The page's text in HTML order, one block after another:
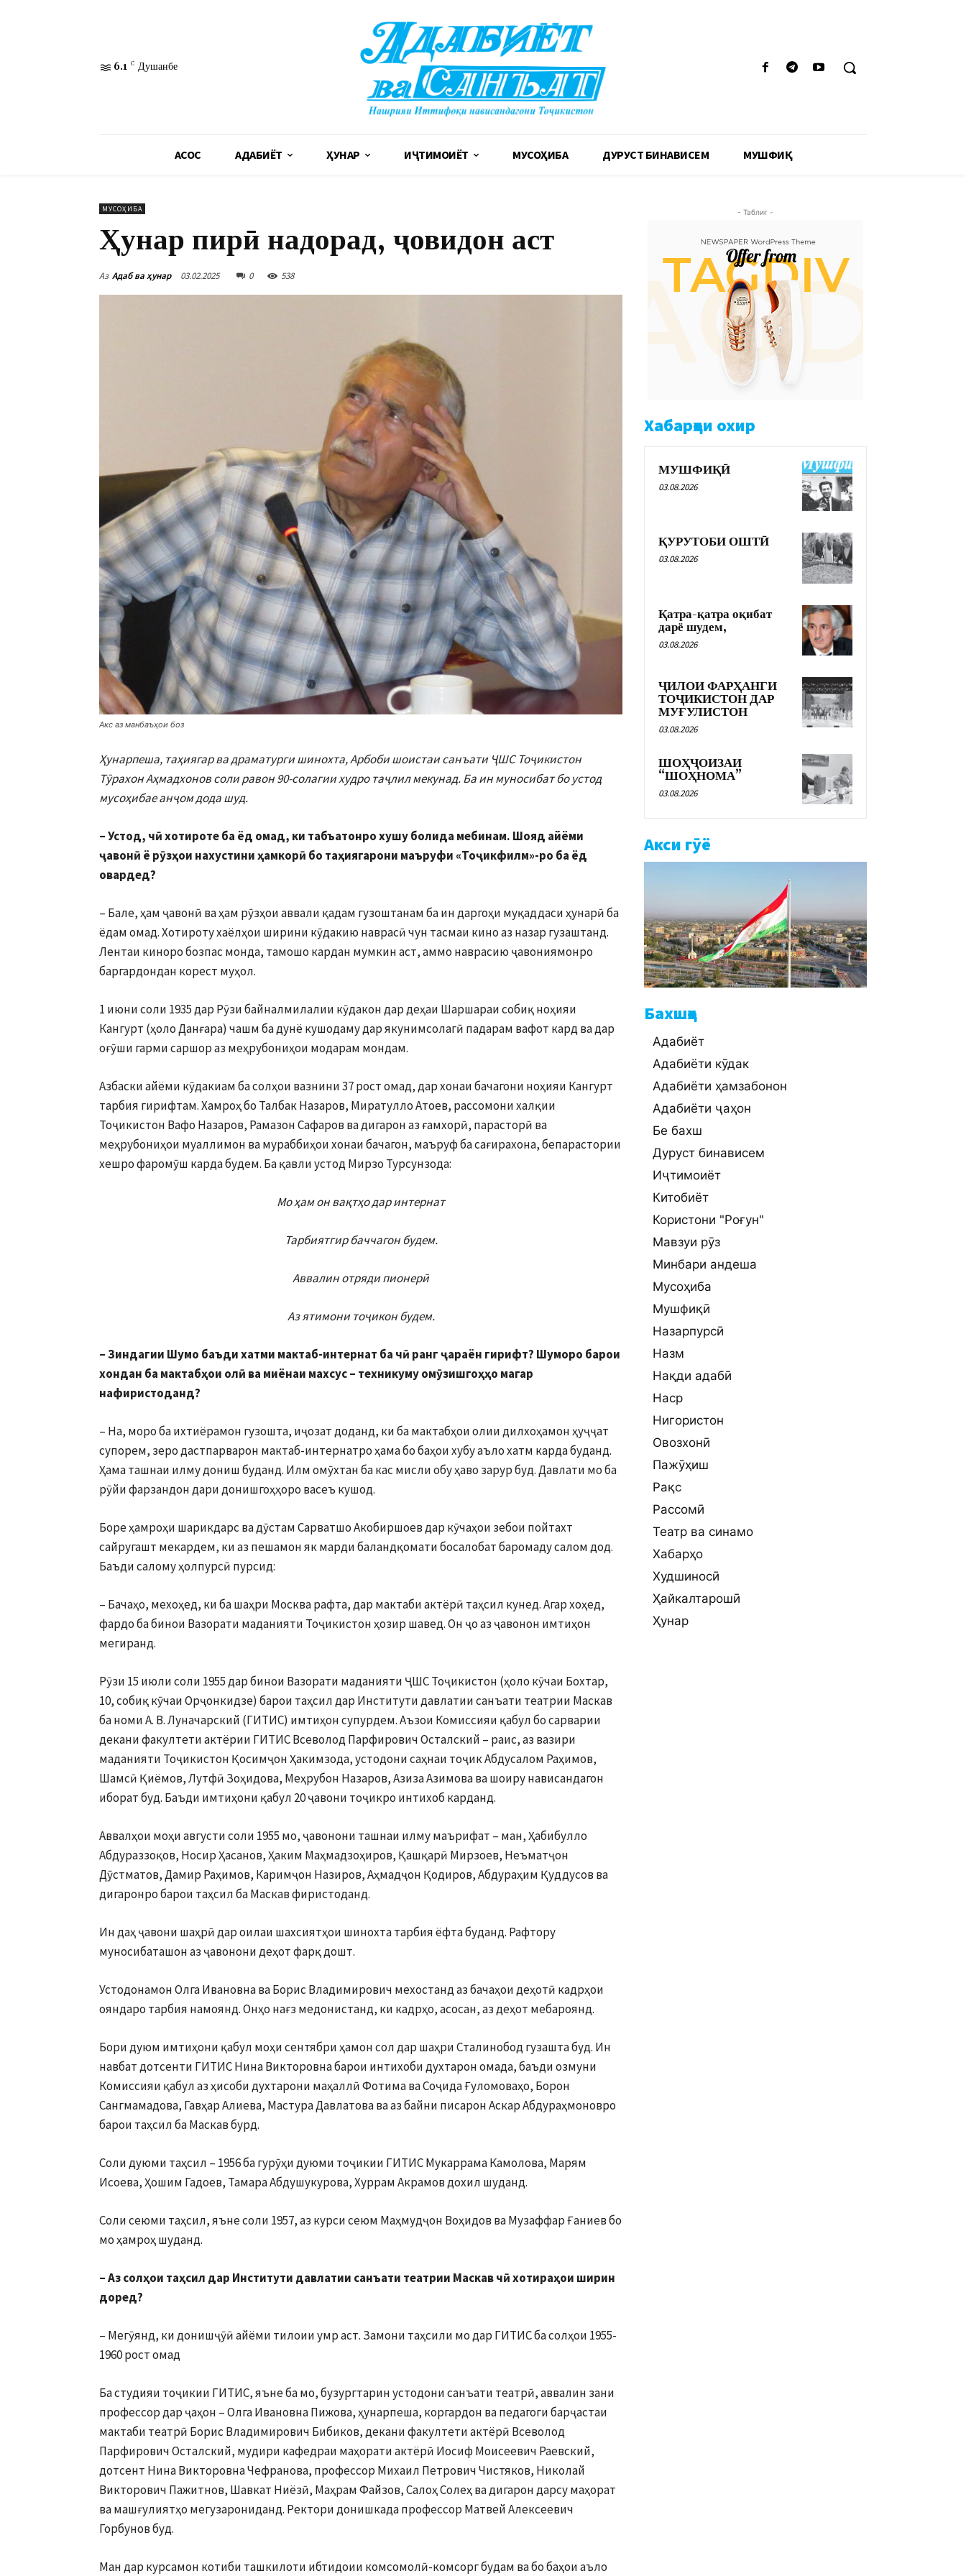
6.1 C Душанбе
АСОСӢ АДАБИЁТ ҲУНАР ИҶТИМОИЁТ МУСОҲИБА ДУРУСТ БИНАВИСЕМ МУШФИҚӢ
МУСОҲИБА
Ҳунар пирӣ надорад, ҷовидон аст
Аз Адаб ва ҳунар 03.02.2025 0 538
Акс аз манбаъҳои боз
Ҳунарпеша, таҳиягар ва драматурги шинохта, Арбоби шоистаи санъати ҶШС Тоҷикистон
Тӯрахон Аҳмадхонов соли равон 90-солагии худро таҷлил мекунад. Ба ин муносибат бо устод
мусоҳибае анҷом дода шуд.
– Устод, чӣ хотироте ба ёд омад, ки табъатонро хушу болида мебинам. Шояд айёми
ҷавонӣ ё рӯзҳои нахустини ҳамкорӣ бо таҳиягарони маъруфи «Тоҷикфилм»-ро ба ёд
овардед?
– Бале, ҳам ҷавонӣ ва ҳам рӯзҳои аввали қадам гузоштанам ба ин даргоҳи муқаддаси ҳунарӣ ба
ёдам омад. Хотироту хаёлҳои ширини кӯдакию наврасӣ чун тасмаи кино аз назар гузаштанд.
Лентаи киноро бозпас монда, тамошо кардан мумкин аст, аммо наврасию ҷавониямонро
баргардондан корест муҳол.
1 июни соли 1935 дар Рӯзи байналмилалии кӯдакон дар деҳаи Шаршараи собиқ ноҳияи
Кангурт (ҳоло Данғара) чашм ба дунё кушодаму дар якунимсолагӣ падарам вафот кард ва дар
оғӯши гарми саршор аз меҳрубониҳои модарам мондам.
Азбаски айёми кӯдакиам ба солҳои вазнини 37 рост омад, дар хонаи бачагони ноҳияи Кангурт
тарбия гирифтам. Хамроҳ бо Талбак Назаров, Миратулло Атоев, рассомони халқии
Тоҷикистон Вафо Назаров, Рамазон Сафаров ва дигарон аз ғамхорӣ, парасторӣ ва
меҳрубониҳои муаллимон ва мураббиҳои хонаи бачагон, маъруф ба сағирахона, бепарастории
хешро фаромӯш карда будем. Ба қавли устод Мирзо Турсунзода:
Мо ҳам он вақтҳо дар интернат
Тарбиятгир баччагон будем.
Аввалин отряди пионерӣ
Аз ятимони тоҷикон будем.
– Зиндагии Шумо баъди хатми мактаб-интернат ба чӣ ранг ҷараён гирифт? Шуморо барои
хондан ба мактабҳои олӣ ва миёнаи махсус – техникуму омӯзишгоҳҳо магар
нафиристоданд?
– На, моро ба ихтиёрамон гузошта, иҷозат доданд, ки ба мактабҳои олии дилхоҳамон ҳуҷҷат
супорем, зеро дастпарварон мактаб-интернатро ҳама бо баҳои хубу аъло хатм карда буданд.
Ҳама ташнаи илму дониш буданд. Илм омӯхтан ба кас мисли обу ҳаво зарур буд. Давлати мо ба
рӯйи фарзандон дари донишгоҳҳоро васеъ кушод.
Боре ҳамроҳи шарикдарс ва дӯстам Сарватшо Акобиршоев дар кӯчаҳои зебои пойтахт
сайругашт мекардем, ки аз пешамон як марди баландқомати босалобат баромаду салом дод.
Баъди салому ҳолпурсӣ пурсид:
– Бачаҳо, мехоҳед, ки ба шаҳри Москва рафта, дар мактаби актёрӣ таҳсил кунед. Агар хоҳед,
фардо ба бинои Вазорати маданияти Тоҷикистон ҳозир шавед. Он ҷо аз ҷавонон имтиҳон
мегиранд.
Рӯзи 15 июли соли 1955 дар бинои Вазорати маданияти ҶШС Тоҷикистон (ҳоло кӯчаи Бохтар,
10, собиқ кӯчаи Орҷонкидзе) барои таҳсил дар Институти давлатии санъати театрии Маскав
ба номи А. В. Луначарский (ГИТИС) имтиҳон супурдем. Аъзои Комиссияи қабул бо сарварии
декани факултети актёрии ГИТИС Всеволод Парфирович Осталский – раис, аз вазири
маданияти Тоҷикистон Қосимҷон Ҳакимзода, устодони саҳнаи тоҷик Абдусалом Раҳимов,
Шамсӣ Қиёмов, Лутфӣ Зоҳидова, Меҳрубон Назаров, Азиза Азимова ва шоиру нависандагон
иборат буд. Баъди имтиҳони қабул 20 ҷавони тоҷикро интихоб карданд.
Аввалҳои моҳи августи соли 1955 мо, ҷавонони ташнаи илму маърифат – ман, Ҳабибулло
Абдураззоқов, Носир Ҳасанов, Ҳаким Маҳмадзоҳиров, Қашқарӣ Мирзоев, Неъматҷон
Дӯстматов, Дамир Раҳимов, Каримҷон Назиров, Аҳмадҷон Қодиров, Абдураҳим Қуддусов ва
дигаронро барои таҳсил ба Маскав фиристоданд.
Ин даҳ ҷавони шаҳрӣ дар оилаи шахсиятҳои шинохта тарбия ёфта буданд. Рафтору
муносибаташон аз ҷавонони деҳот фарқ дошт.
Устодонамон Олга Ивановна ва Борис Владимирович мехостанд аз бачаҳои деҳотӣ кадрҳои
ояндаро тарбия намоянд. Онҳо нағз медонистанд, ки кадрҳо, асосан, аз деҳот мебароянд.
Бори дуюм имтиҳони қабул моҳи сентябри ҳамон сол дар шаҳри Сталинобод гузашта буд. Ин
навбат дотсенти ГИТИС Нина Викторовна барои интихоби духтарон омада, баъди озмуни
Комиссияи қабул аз ҳисоби духтарони маҳаллӣ Фотима ва Соҷида Ғуломоваҳо, Борон
Сангмамадова, Гавҳар Алиева, Мастура Давлатова ва аз байни писарон Аскар Абдураҳмоновро
барои таҳсил ба Маскав бурд.
Соли дуюми таҳсил – 1956 ба гурӯҳи дуюми тоҷикии ГИТИС Мукаррама Камолова, Марям
Исоева, Ҳошим Гадоев, Тамара Абдушукурова, Хуррам Акрамов дохил шуданд.
Соли сеюми таҳсил, яъне соли 1957, аз курси сеюм Маҳмудҷон Воҳидов ва Музаффар Ғаниев бо
мо ҳамроҳ шуданд.
– Аз солҳои таҳсил дар Институти давлатии санъати театрии Маскав чӣ хотираҳои ширин
доред?
– Мегӯянд, ки донишҷӯӣ айёми тилоии умр аст. Замони таҳсили мо дар ГИТИС ба солҳои 1955-
1960 рост омад
Ба студияи тоҷикии ГИТИС, яъне ба мо, бузургтарин устодони санъати театрӣ, аввалин зани
профессор дар ҷаҳон – Олга Ивановна Пижова, ҳунарпеша, коргардон ва педагоги барҷастаи
мактаби театрӣ Борис Владимирович Бибиков, декани факултети актёрӣ Всеволод
Парфирович Осталский, мудири кафедраи маҳорати актёрӣ Иосиф Моисеевич Раевский,
дотсент Нина Викторовна Чефранова, профессор Михаил Петрович Чистяков, Николай
Викторович Пажитнов, Шавкат Ниёзӣ, Маҳрам Файзов, Салоҳ Солеҳ ва дигарон дарсу маҳорат
ва машғулиятҳо мегузарониданд. Ректори донишкада профессор Матвей Алексеевич
Горбунов буд.
Ман дар курсамон котиби ташкилоти ибтидоии комсомолӣ-комсорг будам ва бо баҳои аъло
- Таблиғ -
Хабарҳои охир
МУШФИҚӢ
03.08.2026
ҚУРУТОБИ ОШТӢ
03.08.2026
Қатра-қатра оқибат
дарё шудем,
03.08.2026
ҶИЛОИ ФАРҲАНГИ
ТОҶИКИСТОН ДАР
МУҒУЛИСТОН
03.08.2026
ШОҲҶОИЗАИ
“ШОҲНОМА”
03.08.2026
Акси гӯё
Бахшҳо
Адабиёт
Адабиёти кӯдак
Адабиёти ҳамзабонон
Адабиёти ҷаҳон
Бе бахш
Дуруст бинависем
Иҷтимоиёт
Китобиёт
Користони "Роғун"
Мавзуи рӯз
Минбари андеша
Мусоҳиба
Мушфиқӣ
Назарпурсӣ
Назм
Нақди адабӣ
Наср
Нигористон
Овозхонӣ
Пажӯҳиш
Рақс
Рассомӣ
Театр ва синамо
Хабарҳо
Худшиносӣ
Ҳайкалтарошӣ
Ҳунар